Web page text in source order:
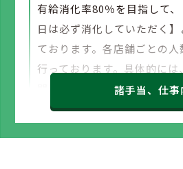
有給消化率80％を目指して
日は必ず消化していただく】
ております。各店舗ごとの人
行っております。具体的には
間を含めての週40時間シフ
とで、プライベートとのバ
てるよう会社として努力さ
諸手当、仕